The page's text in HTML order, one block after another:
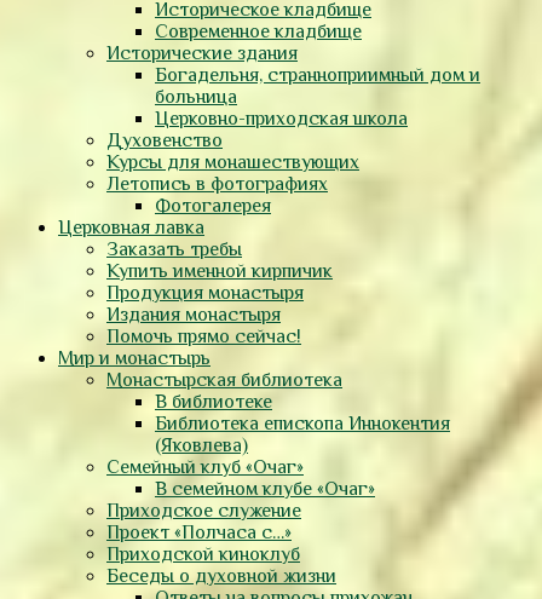
Историческое кладбище
Современное кладбище
Исторические здания
Богадельня, странноприимный дом и
больница
Церковно-приходская школа
Духовенство
Курсы для монашествующих
Летопись в фотографиях
Фотогалерея
Церковная лавка
Заказать требы
Купить именной кирпичик
Продукция монастыря
Издания монастыря
Помочь прямо сейчас!
Мир и монастырь
Монастырская библиотека
В библиотеке
Библиотека епископа Иннокентия
(Яковлева)
Семейный клуб «Очаг»
В семейном клубе «Очаг»
Приходское служение
Проект «Полчаса с…»
Приходской киноклуб
Беседы о духовной жизни